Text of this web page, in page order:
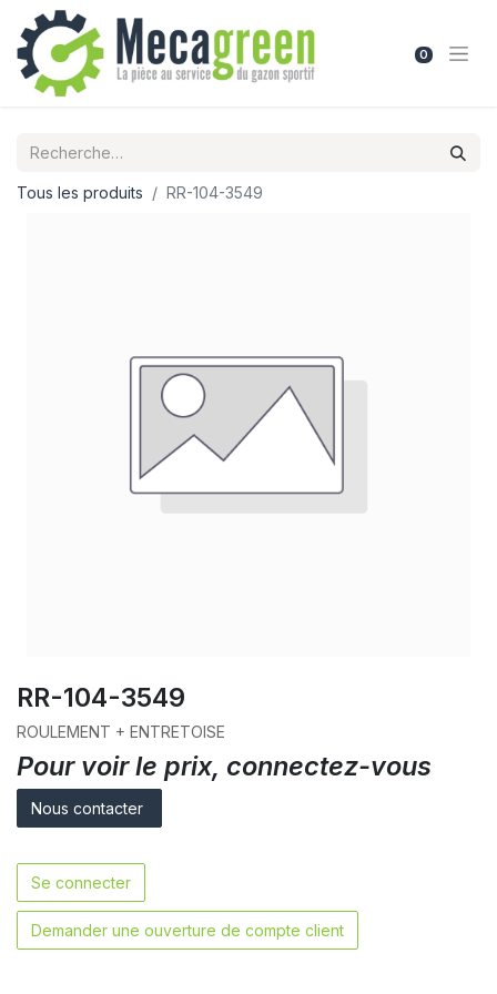
0
Tous les produits RR-104-3549
RR-104-3549
ROULEMENT + ENTRETOISE
Pour voir le prix, connectez-vous
Nous contacter
Se connecter
Demander une ouverture de compte client